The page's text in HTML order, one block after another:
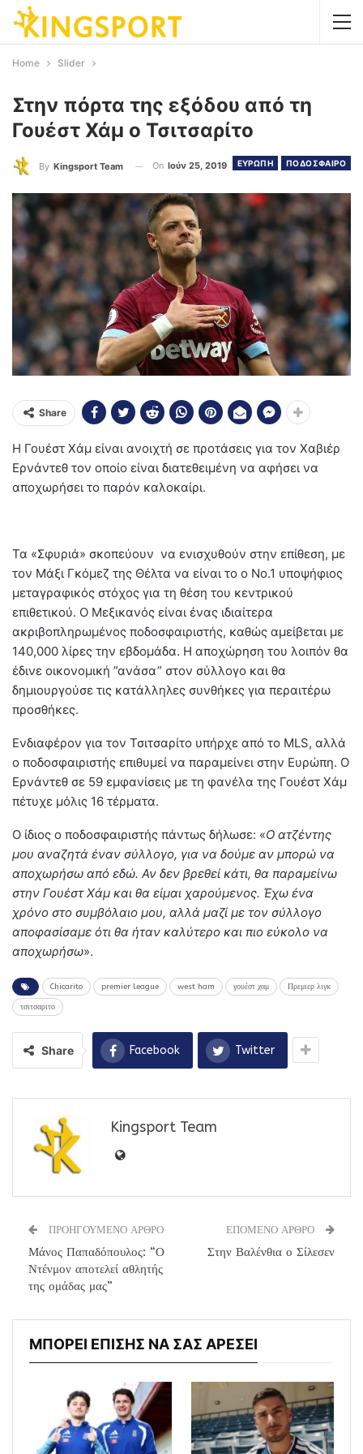
Home Slider
Στην πόρτα της εξόδου από τη
Γουέστ Χάμ ο Τσιτσαρίτο
ΕΥΡΩΠΗ ΠΟΔΟΣΦΑΙΡΟ
By Kingsport Team On Ιούν 25, 2019
Share
Η Γουέστ Χάμ είναι ανοιχτή σε προτάσεις για τον Χαβιέρ
Ερνάντεθ τον οποίο είναι διατεθειμένη να αφήσει να
αποχωρήσει το παρόν καλοκαίρι.
Τα «Σφυριά» σκοπεύουν να ενισχυθούν στην επίθεση, με
τον Μάξι Γκόμεζ της Θέλτα να είναι το ο Νο.1 υποψήφιος
μεταγραφικός στόχος για τη θέση του κεντρικού
επιθετικού. Ο Μεξικανός είναι ένας ιδιαίτερα
ακριβοπληρωμένος ποδοσφαιριστής, καθώς αμείβεται με
140,000 λίρες την εβδομάδα. Η αποχώρηση του λοιπόν θα
έδινε οικονομική ”ανάσα” στον σύλλογο και θα
δημιουργούσε τις κατάλληλες συνθήκες για περαιτέρω
προσθήκες.
Ενδιαφέρον για τον Τσιτσαρίτο υπήρχε από το MLS, αλλά
ο ποδοσφαιριστής επιθυμεί να παραμείνει στην Ευρώπη. Ο
Ερνάντεθ σε 59 εμφανίσεις με τη φανέλα της Γουέστ Χάμ
πέτυχε μόλις 16 τέρματα.
Ο ίδιος ο ποδοσφαιριστής πάντως δήλωσε: «Ο ατζέντης
μου αναζητά έναν σύλλογο, για να δούμε αν μπορώ να
αποχωρήσω από εδώ. Αν δεν βρεθεί κάτι, θα παραμείνω
στην Γουέστ Χάμ και θα είμαι χαρούμενος. Έχω ένα
χρόνο στο συμβόλαιο μου, αλλά μαζί με τον σύλλογο
αποφασίσαμε ότι θα ήταν καλύτερο και πιο εύκολο να
αποχωρήσω».
Chicarito premier league west ham γουέστ χαμ Πρεμιερ λιγκ
τσιτσαριτο
Share Facebook Twitter
Kingsport Team
ΠΡΟΗΓΟΥΜΕΝΟ ΑΡΘΡΟ
Μάνος Παπαδόπουλος: “Ο
Ντένμον αποτελεί αθλητής
της ομάδας μας”
ΕΠΟΜΕΝΟ ΑΡΘΡΟ
Στην Βαλένθια ο Σίλεσεν
ΜΠΟΡΕΙ ΕΠΙΣΗΣ ΝΑ ΣΑΣ ΑΡΕΣΕΙ